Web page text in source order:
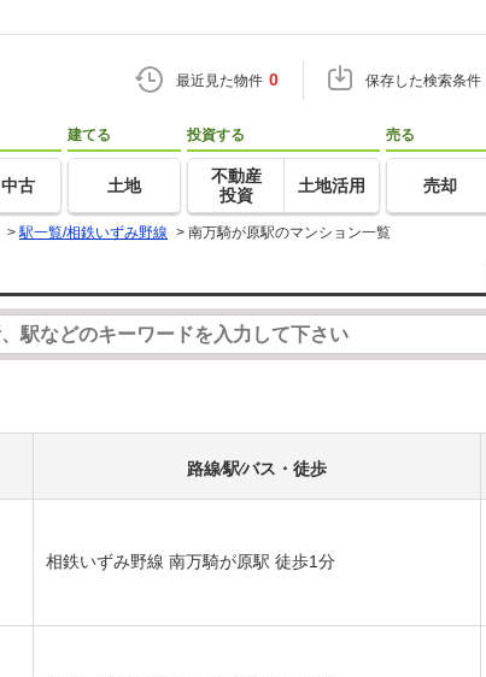
最近見た物件 0 保存した検索条件
中古
建てる
土地
投資する
不動産
投資
土地活用
売る
売却
> 駅一覧/相鉄いずみ野線 > 南万騎が原駅のマンション一覧
路線⁄駅⁄バス・徒歩
相鉄いずみ野線 南万騎が原駅 徒歩1分